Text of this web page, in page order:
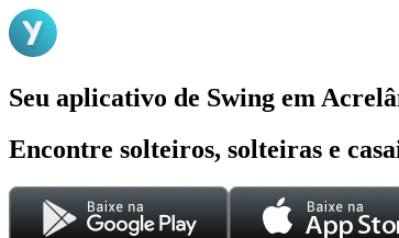
Seu aplicativo de Swing em
Encontre solteiros, solteiras e